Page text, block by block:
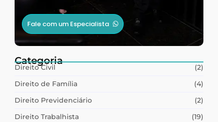
Fale com um Especialista
Categoria
Direito Civil
(2)
Direito de Família
(4)
Direito Previdenciário
(2)
Direito Trabalhista
(19)